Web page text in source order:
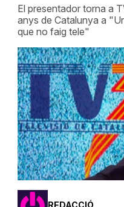
El presentador torna a
anys de Catalunya a
que no faig tele"
REDACCIÓ